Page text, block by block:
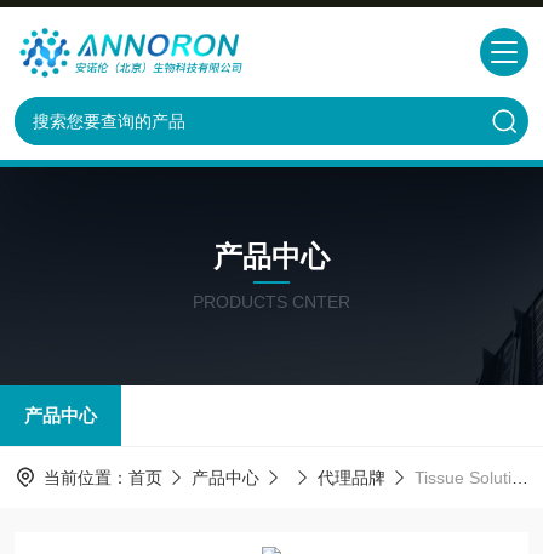
产品中心
PRODUCTS CNTER
产品中心
当前位置： 首页 产品中心 代理品牌 Tissue Solutions